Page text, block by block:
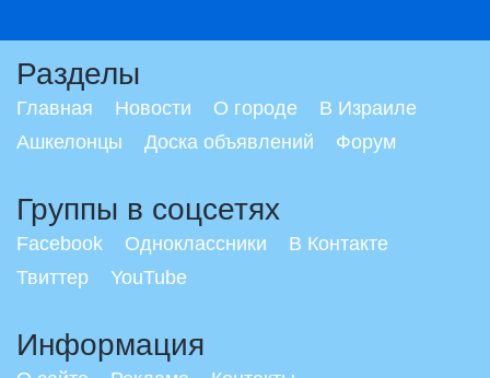
Разделы
Главная Новости О городе
В Израиле
Ашкелонцы
Доска объявлений Форум
Группы в соцсетях
Facebook Одноклассники
В Контакте
Твиттер
YouTube
Информация